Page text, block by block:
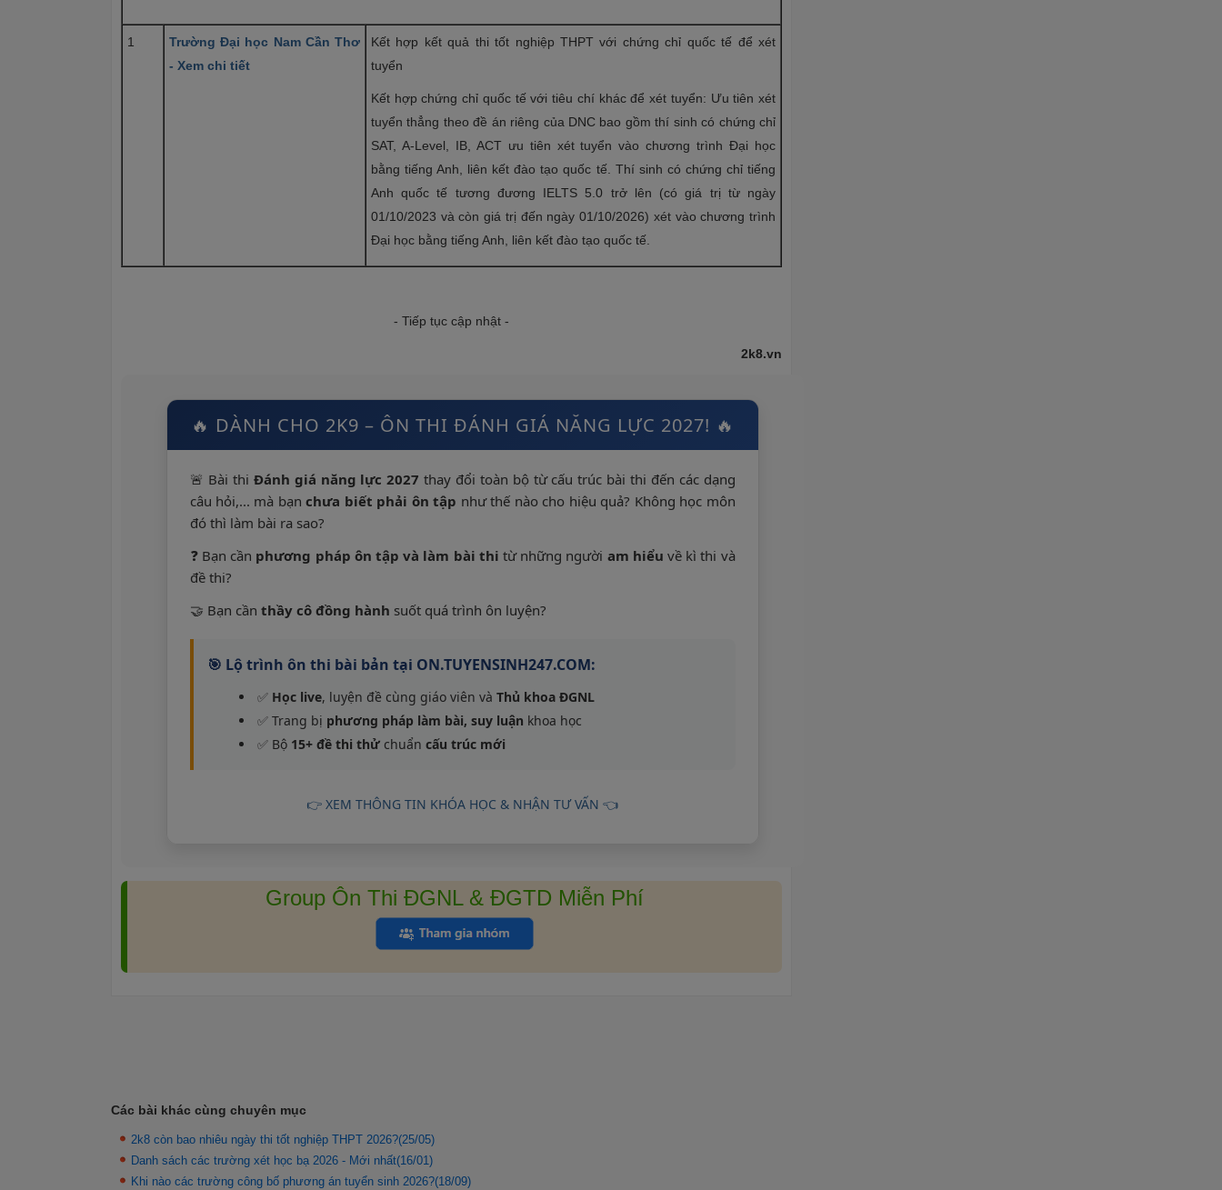
1
Trường Đại học Nam Cần Thơ
- Xem chi tiết
Kết hợp kết quả thi tốt nghiệp THPT với chứng chỉ quốc tế để xét
tuyển
Kết hợp chứng chỉ quốc tế với tiêu chí khác để xét tuyển: Ưu tiên xét
tuyển thẳng theo đề án riêng của DNC bao gồm thí sinh có chứng chỉ
SAT, A-Level, IB, ACT ưu tiên xét tuyển vào chương trình Đại học
bằng tiếng Anh, liên kết đào tạo quốc tế. Thí sinh có chứng chỉ tiếng
Anh quốc tế tương đương IELTS 5.0 trở lên (có giá trị từ ngày
01/10/2023 và còn giá trị đến ngày 01/10/2026) xét vào chương trình
Đại học bằng tiếng Anh, liên kết đào tạo quốc tế.
- Tiếp tục cập nhật -
2k8.vn
🔥 DÀNH CHO 2K9 – ÔN THI ĐÁNH GIÁ NĂNG LỰC 2027! 🔥
🚨 Bài thi Đánh giá năng lực 2027 thay đổi toàn bộ từ cấu trúc bài thi đến các dạng
câu hỏi,... mà bạnchưa biết phải ôn tập như thế nào cho hiệu quả? Không học môn
đó thì làm bài ra sao?
❓ Bạn cần phương pháp ôn tập và làm bài thi từ những người am hiểu về kì thi và
đề thi?
🤝 Bạn cần thầy cô đồng hành suốt quá trình ôn luyện?
🎯 Lộ trình ôn thi bài bản tại ON.TUYENSINH247.COM:
✅ Học live, luyện đề cùng giáo viên và Thủ khoa ĐGNL
✅ Trang bị phương pháp làm bài, suy luận khoa học
✅ Bộ 15+ đề thi thửchuẩn cấu trúc mới
👉 XEM THÔNG TIN KHÓA HỌC & NHẬN TƯ VẤN 👈
Group Ôn Thi ĐGNL & ĐGTD Miễn Phí
Các bài khác cùng chuyên mục
2k8 còn bao nhiêu ngày thi tốt nghiệp THPT 2026?(25/05)
Danh sách các trường xét học bạ 2026 - Mới nhất(16/01)
Khi nào các trường công bố phương án tuyển sinh 2026?(18/09)